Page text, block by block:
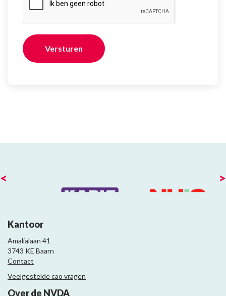
< >
Kantoor
Amalialaan 41
3743 KE Baarn
Contact
Veelgestelde cao vragen
Over de NVDA